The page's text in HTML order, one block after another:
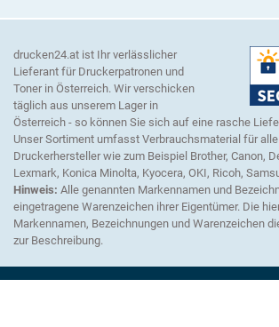
drucken24.at ist Ihr verlässlicher
Lieferant für Druckerpatronen und
Toner in Österreich. Wir verschicken
täglich aus unserem Lager in
Österreich - so können Sie sich auf eine rasche
Unser Sortiment umfasst Verbrauchsmaterial für
Druckerhersteller wie zum Beispiel Brother, Canon,
Lexmark, Konica Minolta, Kyocera, OKI, Ricoh,
Hinweis: Alle genannten Markennamen und
eingetragene Warenzeichen ihrer Eigentümer. Die
Markennamen, Bezeichnungen und Warenzeichen
zur Beschreibung.